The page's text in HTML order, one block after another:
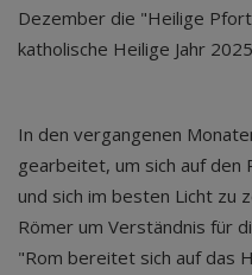
Dezember die "Heilige
katholische Heilige Jahr
In den vergangenen
gearbeitet, um sich auf
und sich im besten Licht zu
Römer um Verständnis für
"Rom bereitet sich auf das